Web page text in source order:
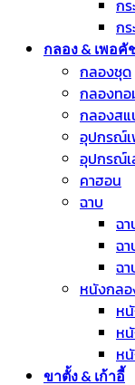
กร
ก
กลอง & เพอ
กลองชุด
กลองทอ
กลองสแ
อุปกรณ์
อุปกรณ์
คาฮอน
ฉาบ
ฉา
ฉ
ฉ
หนังกล
ห
ห
ห
ขาตั้ง & เก้าอี้